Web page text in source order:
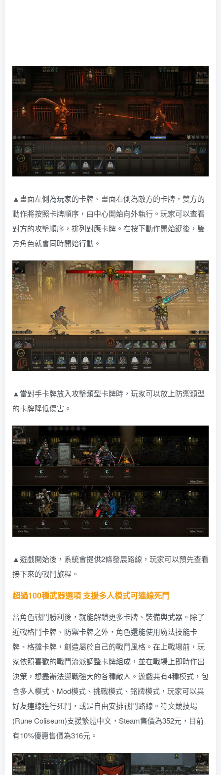
▲畫面左側為玩家的卡牌、畫面右側為敵方的卡牌，雙方的
動作將按照卡牌順序，由中心開始向外執行。玩家可以查看
對方的攻擊順序，排列對應卡牌。在按下動作開始鍵後，雙
方角色就會同時開始行動。
▲當對手卡牌放入攻擊類型卡牌時，玩家可以放上防禦類型
的卡牌降低傷害。
▲遊戲開始後，系統會提供2條發展路線，玩家可以預先查看
接下來的戰鬥旅程。
超過100種武器選項 支援多人模式可連線死鬥
當角色戰鬥勝利後，就能解鎖更多卡牌、裝備與武器。除了
近戰格鬥卡牌、防禦卡牌之外，角色還能使用魔法技能卡
牌、格擋卡牌，創造屬於自己的戰鬥風格。在上戰場前，玩
家依照喜歡的戰鬥流派調整卡牌組成，並在戰場上即時作出
決策，想盡辦法迎戰強大的各種敵人。遊戲共有4種模式，包
含多人模式、Mod模式、挑戰模式、銘牌模式，玩家可以與
好友連線進行死鬥，或是自由安排戰鬥路線。符文競技場
(Rune Coliseum)支援繁體中文，Steam售價為352元，目前
有10%優惠售價為316元。